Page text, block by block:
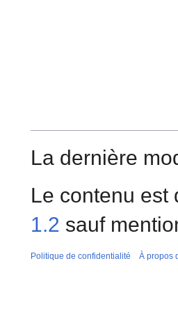
La dernière
Le contenu
1.2 sauf
Politique de confidentialité À propos